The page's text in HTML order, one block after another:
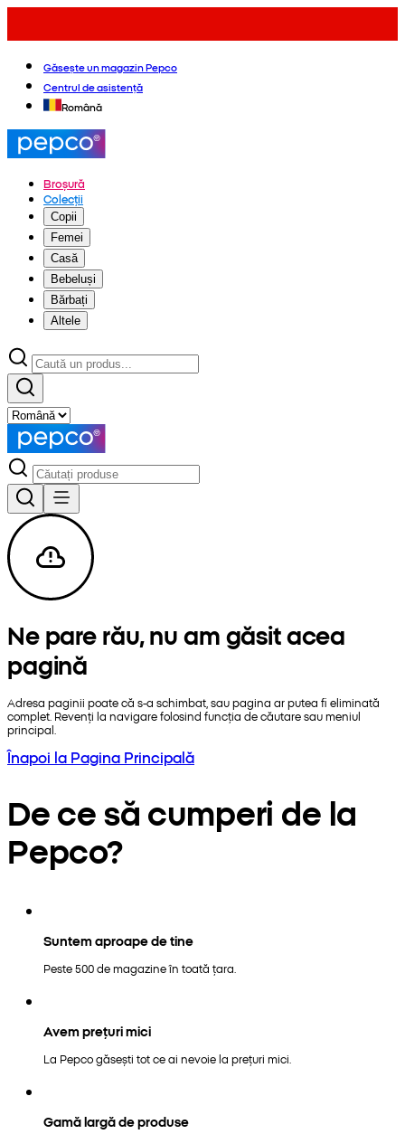
Găsește un magazin Pepco
Centrul de asistență
Română
Broșură
Colecții
Copii
Femei
Casă
Bebeluși
Bărbați
Altele
Ne pare rău, nu am găsit acea
pagină
Adresa paginii poate că s-a schimbat, sau pagina ar putea fi eliminată
complet. Revenți la navigare folosind funcția de căutare sau meniul
principal.
Înapoi la Pagina Principală
De ce să cumperi de la
Pepco?
Suntem aproape de tine
Peste 500 de magazine în toată țara.
Avem prețuri mici
La Pepco găsești tot ce ai nevoie la prețuri mici.
Gamă largă de produse